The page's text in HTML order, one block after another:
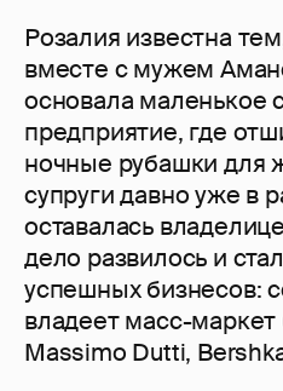
Розалия известна
вместе с мужем
основала маленькое
предприятие, где
ночные рубашки для
супруги давно уже в
оставалась
дело развилось и
успешных бизнесов:
владеет масс-
Massimo Dutti,